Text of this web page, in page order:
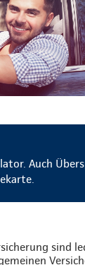
Auch
sind